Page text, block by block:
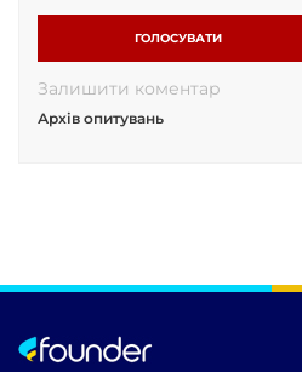
ГОЛОСУВАТИ
Залишити коментар
Архів опитувань